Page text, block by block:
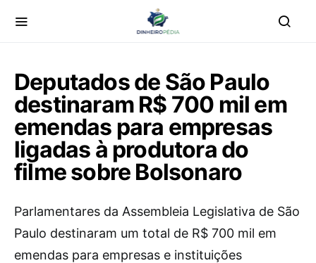
Deputados de São Paulo
destinaram R$ 700 mil em
emendas para empresas
ligadas à produtora do
filme sobre Bolsonaro
Parlamentares da Assembleia Legislativa de São
Paulo destinaram um total de R$ 700 mil em
emendas para empresas e instituições